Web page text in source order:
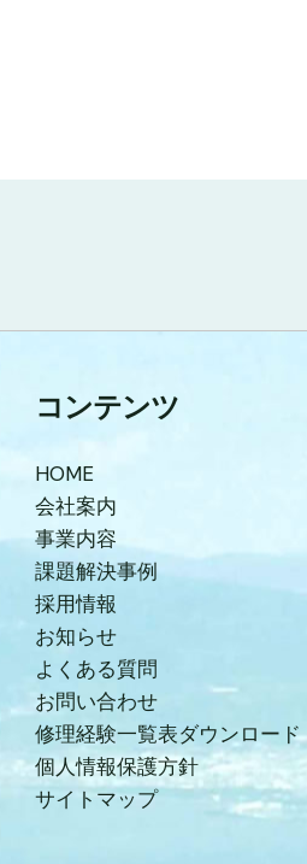
コンテンツ
HOME
会社案内
事業内容
課題解決事例
採用情報
お知らせ
よくある質問
お問い合わせ
修理経験一覧表ダウンロード
個人情報保護方針
サイトマップ